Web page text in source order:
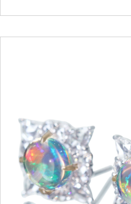
ご注文手続き